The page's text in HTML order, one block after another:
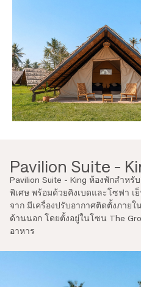
Camp Wonder
18–23 ธันวาคม 2026
Din Daen
29–31 มกราคม 2027
Open Fields
ธันวาคม 2026 – มกราคม 2027
Pavilion Suite -
Pavilion Suite - King ห้องพักสำหรั
พิเศษ พร้อมด้วยคิงเบดและโซฟา เ
จาก มีเครื่องปรับอากาศติดตั้งภาย
ด้านนอก โดยตั้งอยู่ในโซน The
อาหาร
Pavilion Suite - King
เช็กอิน/เช็กเอาต์: 3 ธ.ค. 12:00 / 7
1 คิงเบด
เข้าพักได้ 2 ท่าน
พนักงานต้อนรับตลอด 24 ชั่วโมง
มีเครื่องปรับอากาศติดตั้งภายในห้อง
ของใช้จิปาถะ
ความสะดวกสบาย